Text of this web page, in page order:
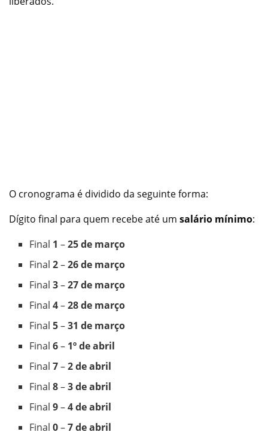
O cronograma é dividido da seguinte forma:
Dígito final para quem recebe até um salário mínimo:
Final 1 –25 de março
Final2–26 de março
Final3–27 de março
Final4–28 de março
Final5–31 de março
Final6– 1º de abril
Final7–2 de abril
Final8–3 de abril
Final9–4 de abril
Final0–7 de abril